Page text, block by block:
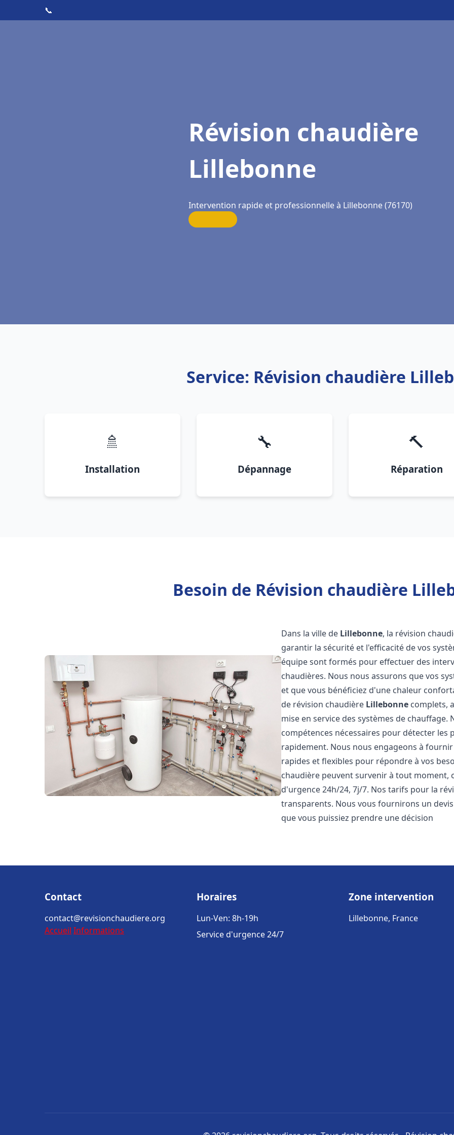
📞
Révision chaudière
Lillebonne
Intervention rapide et professionnelle à Lillebonne (76170)
Service: Révision chaudière
🚿
Installation
🔧
Dépannage
🔨
Réparation
Besoin de Révision chaudière
Dans la ville de Lillebonne, la révision
garantir la sécurité et l'efficacité de vos
équipe sont formés pour effectuer des
chaudières. Nous nous assurons que vos
et que vous bénéficiez d'une chaleur
de révision chaudière Lillebonne complets,
mise en service des systèmes de
compétences nécessaires pour détecter
rapidement. Nous nous engageons à
rapides et flexibles pour répondre à vos
chaudière peuvent survenir à tout
d'urgence 24h/24, 7j/7. Nos tarifs pour la
transparents. Nous vous fournirons un
que vous puissiez prendre une décision
Contact
contact@revisionchaudiere.org
Accueil Informations
Horaires
Lun-Ven: 8h-19h
Service d'urgence 24/7
Zone intervention
Lillebonne, France